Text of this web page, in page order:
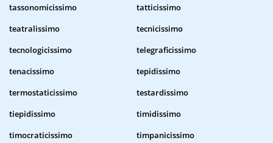
tassonomicissimo
tatticissimo
teatralissimo
tecnicissimo
tecnologicissimo
telegraficissimo
tenacissimo
tepidissimo
termostaticissimo
testardissimo
tiepidissimo
timidissimo
timocraticissimo
timpanicissimo